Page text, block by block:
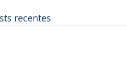
recentes